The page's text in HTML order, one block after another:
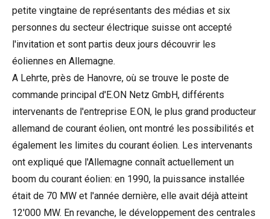
petite vingtaine de représentants des médias et six
personnes du secteur électrique suisse ont accepté
l'invitation et sont partis deux jours découvrir les
éoliennes en Allemagne.
A Lehrte, près de Hanovre, où se trouve le poste de
commande principal d'E.ON Netz GmbH, différents
intervenants de l'entreprise E.ON, le plus grand producteur
allemand de courant éolien, ont montré les possibilités et
également les limites du courant éolien. Les intervenants
ont expliqué que l'Allemagne connaît actuellement un
boom du courant éolien: en 1990, la puissance installée
était de 70 MW et l'année dernière, elle avait déjà atteint
12'000 MW. En revanche, le développement des centrales